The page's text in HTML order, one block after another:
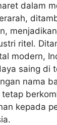
dalam
ritel.
modern,
saing di
nama
kepada